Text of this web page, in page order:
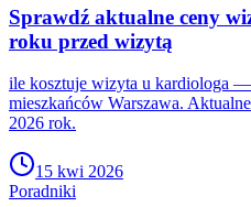
Sprawdź aktualne ceny
roku przed wizytą
ile kosztuje wizyta u kardiologa
mieszkańców Warszawa.
2026 rok.
15 kwi 2026
Poradniki